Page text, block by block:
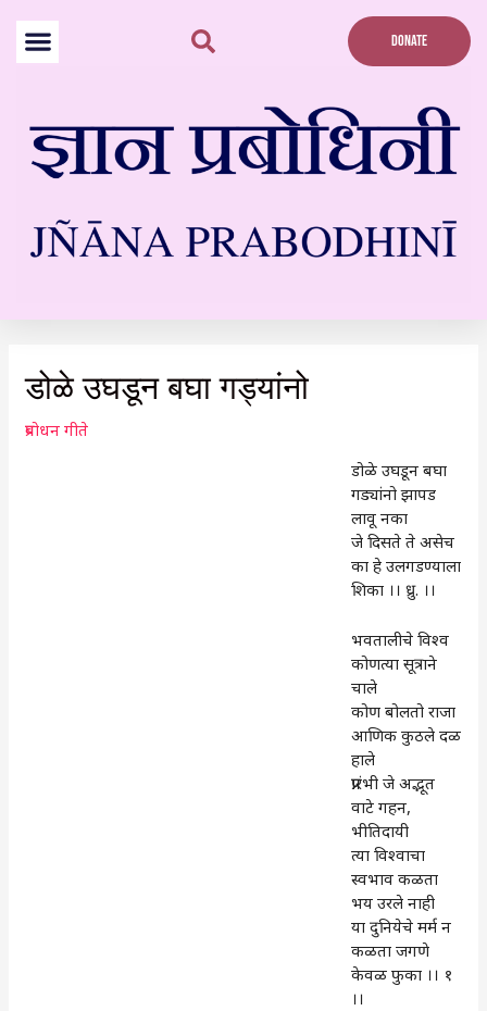
content
DONATE
डोळे उघडून बघा गड्यांनो
प्रबोधन गीते
डोळे उघडून बघा
गड्यांनो झापड
लावू नका
जे दिसते ते असेच
का हे उलगडण्याला
शिका ।। ध्रु. ।।
भवतालीचे विश्व
कोणत्या सूत्राने
चाले
कोण बोलतो राजा
आणिक कुठले दळ
हाले
प्रारंभी जे अद्भूत
वाटे गहन,
भीतिदायी
त्या विश्वाचा
स्वभाव कळता
भय उरले नाही
या दुनियेचे मर्म न
कळता जगणे
केवळ फुका ।। १
।।